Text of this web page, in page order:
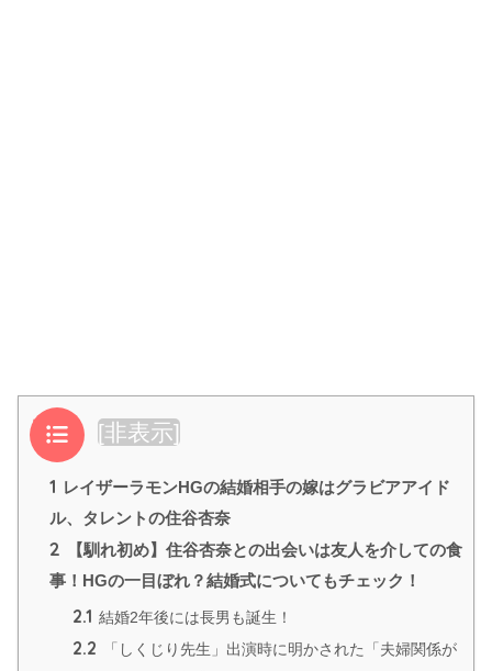
目次 [非表示]
1 レイザーラモンHGの結婚相手の嫁はグラビアアイド
ル、タレントの住谷杏奈
2
【馴れ初め】住谷杏奈との出会いは友人を介しての食
事！HGの一目ぼれ？結婚式についてもチェック！
2.1 結婚2年後には長男も誕生！
2.2
「しくじり先生」出演時に明かされた「夫婦関係が